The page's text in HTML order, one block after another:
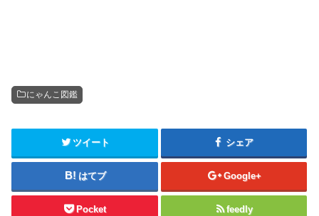
にゃんこ図鑑
ツイート シェア
はてブ Google+
Pocket feedly